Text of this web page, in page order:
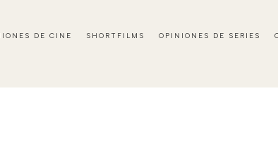
DE CINE SHORTFILMS OPINIONES DE SERIES